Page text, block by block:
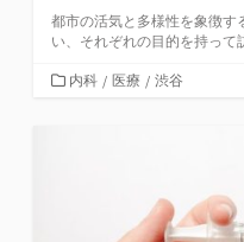
都市の活気と多様性を象徴す
い、それぞれの目的を持って
カ内科 / 医療 / 渋谷